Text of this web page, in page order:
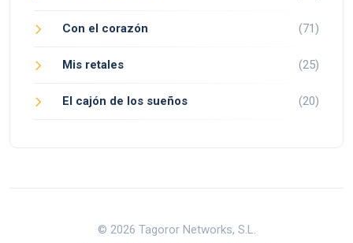
Con el corazón (71)
Mis retales (25)
El cajón de los sueños (20)
© 2026 Tagoror Networks, S.L.